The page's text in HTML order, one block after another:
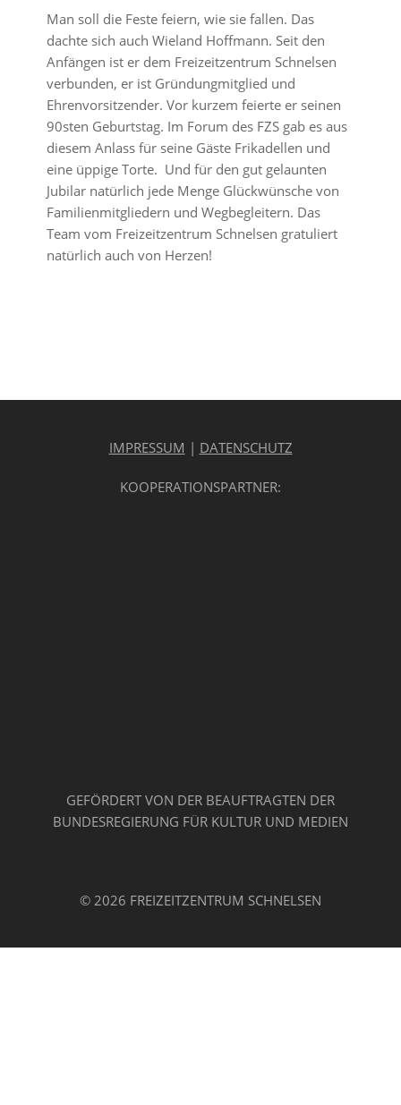
Man soll die Feste feiern, wie sie fallen. Das
dachte sich auch Wieland Hoffmann. Seit den
Anfängen ist er dem Freizeitzentrum Schnelsen
verbunden, er ist Gründungmitglied und
Ehrenvorsitzender. Vor kurzem feierte er seinen
90sten Geburtstag. Im Forum des FZS gab es aus
diesem Anlass für seine Gäste Frikadellen und
eine üppige Torte. Und für den gut gelaunten
Jubilar natürlich jede Menge Glückwünsche von
Familienmitgliedern und Wegbegleitern. Das
Team vom Freizeitzentrum Schnelsen gratuliert
natürlich auch von Herzen!
IMPRESSUM | DATENSCHUTZ
KOOPERATIONSPARTNER:
GEFÖRDERT VON DER BEAUFTRAGTEN DER
BUNDESREGIERUNG FÜR KULTUR UND MEDIEN
© 2026 FREIZEITZENTRUM SCHNELSEN